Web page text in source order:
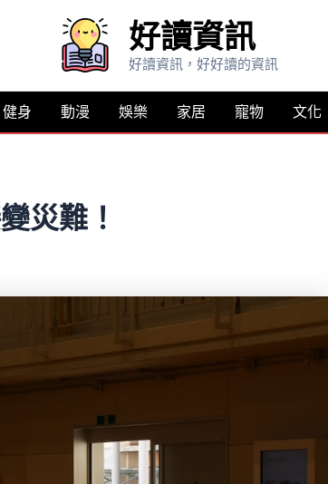
好讀資訊
好讀資訊，好好讀的資訊
健身 動漫 娛樂 家居 寵物 文化
災難！